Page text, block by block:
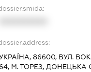
86600, ВУЛ.
64, М. ТОРЕЗ, ДОНЕЦЬКА